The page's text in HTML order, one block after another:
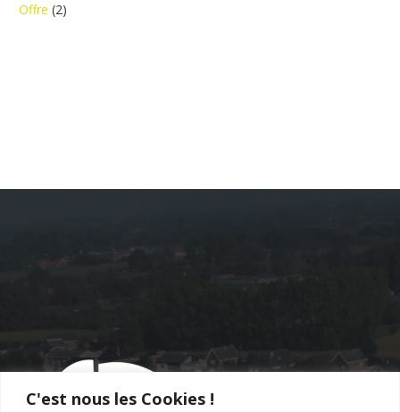
C'est nous les Cookies !
Offre (2)